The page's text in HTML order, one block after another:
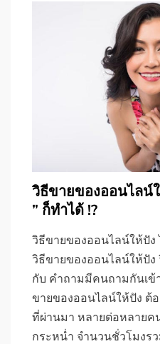
วิธีขายของออนไลน์
” ก็ทำได้ !?
วิธีขายของออนไลน์ให้ปัง
วิธีขายของออนไลน์ให้ปั
กับ คำถามมีคนถามกันเข้
ขายของออนไลน์ให้ปัง ต้อ
ที่ผ่านมา หลายต่อหลายค
กระหน่ำ จำนวนชั่วโมงร